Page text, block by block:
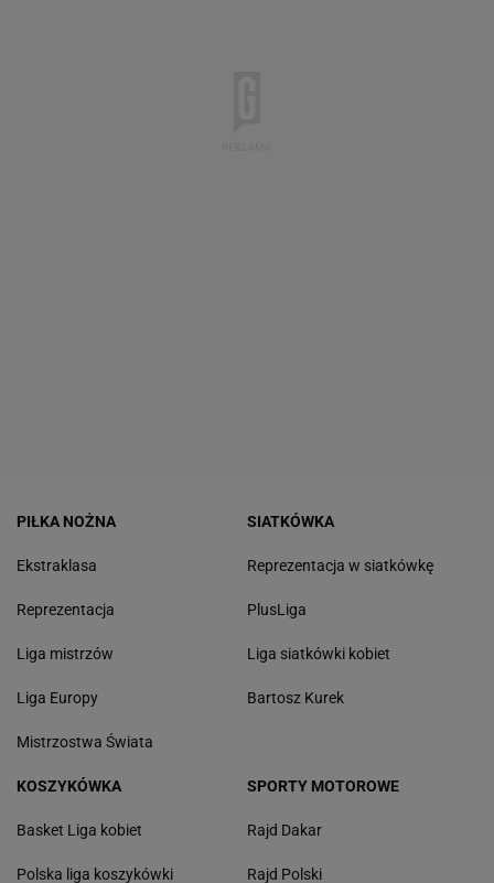
PIŁKA NOŻNA
Ekstraklasa
Reprezentacja
Liga mistrzów
Liga Europy
Mistrzostwa Świata
SIATKÓWKA
Reprezentacja w siatkówkę
PlusLiga
Liga siatkówki kobiet
Bartosz Kurek
KOSZYKÓWKA
Basket Liga kobiet
Polska liga koszykówki
SPORTY MOTOROWE
Rajd Dakar
Rajd Polski